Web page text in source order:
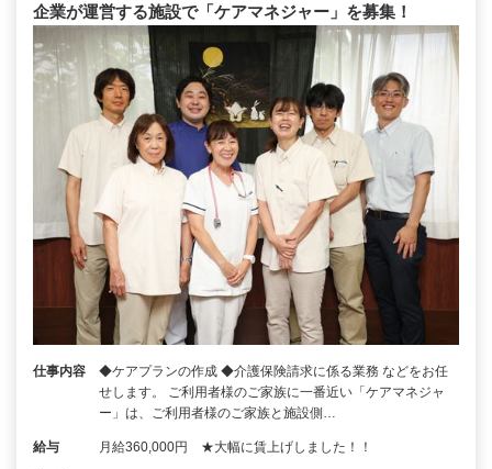
企業が運営する施設で「ケアマネジャー」を募集！
仕事内容
◆ケアプランの作成 ◆介護保険請求に係る業務 などをお任
せします。 ご利用者様のご家族に一番近い「ケアマネジャ
ー」は、ご利用者様のご家族と施設側…
給与 月給360,000円 ★大幅に賃上げしました！！